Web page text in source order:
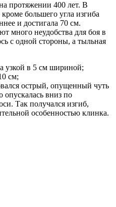
протяжении 400 лет. В
большего угла изгиба
и достигала 70 см.
много неудобства для боя в
с одной стороны, а тыльная
узкой в 5 см шириной;
см;
острый, опущенный чуть
опускалась вниз по
Так получался изгиб,
особенностью клинка.